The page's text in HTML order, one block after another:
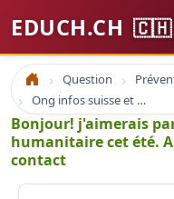
EDUCH.CH 🇨🇭
Accueil Question
Ong infos suisse et à l'étranger
Bonjour! j'aimerais
humanitaire cet été.
contact